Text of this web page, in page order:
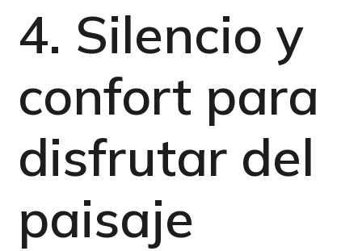
4. Silencio y
confort para
disfrutar del
paisaje